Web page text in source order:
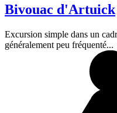
Bivouac d'Artuick
Excursion simple dans un
généralement peu fréquenté...